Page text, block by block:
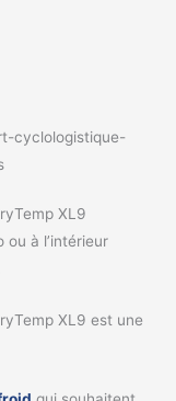
XL9
ou à l’intérieur
XL9 est une